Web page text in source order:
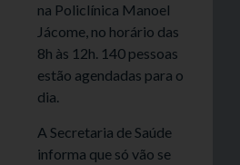
na Policlínica Manoel
Jácome, no horário das
8h às 12h. 140 pessoas
estão agendadas para o
dia.
A Secretaria de Saúde
informa que só vão se